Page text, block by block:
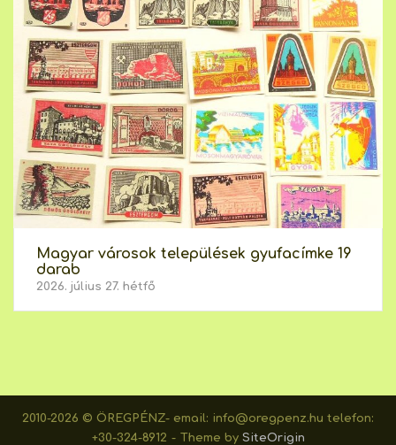
Magyar városok települések gyufacímke 19
darab
2026. július 27. hétfő
2010-2026 © ÖREGPÉNZ- email: info@oregpenz.hu telefon:
+30-324-8912
Theme by SiteOrigin